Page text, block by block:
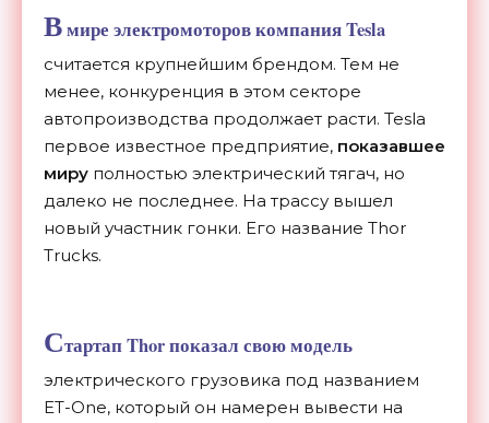
Вмире электромоторов компания Tesla
считается крупнейшим брендом. Тем не
менее, конкуренция в этом секторе
автопроизводства продолжает расти. Tesla
первое известное предприятие, показавшее
миру полностью электрический тягач, но
далеко не последнее. На трассу вышел
новый участник гонки. Его название Thor
Trucks.
Стартап Thor показал свою модель
электрического грузовика под названием
ET-One, который он намерен вывести на